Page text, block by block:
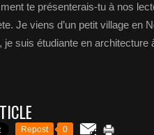
te présenterais-tu à nos
Je viens d’un petit village en
je suis étudiante en architecture
Repost 0